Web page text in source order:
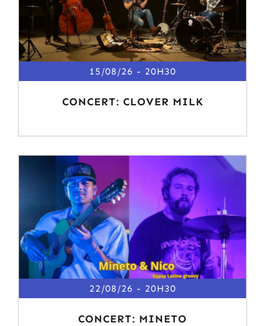
15/08/26 20H30
CONCERT: CLOVER MILK
22/08/26 20H30
CONCERT: MINETO